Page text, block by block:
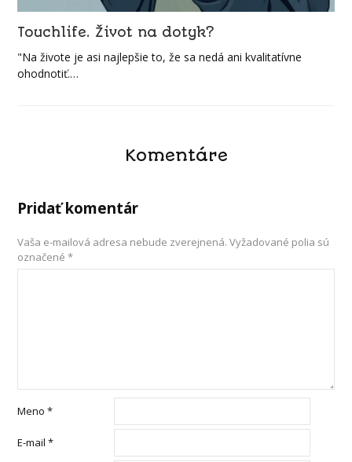
Touchlife. Život na dotyk?
"Na živote je asi najlepšie to, že sa nedá ani kvalitatívne
ohodnotiť.…
Komentáre
Pridať komentár
Vaša e-mailová adresa nebude zverejnená. Vyžadované polia sú
označené*
Meno*
E-mail*